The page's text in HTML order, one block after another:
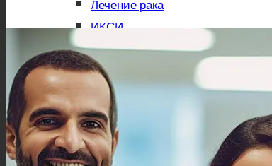
Лечение рака
ИКСИ
до – после
Отделы
Наш Доктор
Вопросы и ответы
Блог
Контакты